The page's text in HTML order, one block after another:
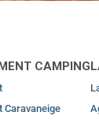
CAMPING
Caravaneige